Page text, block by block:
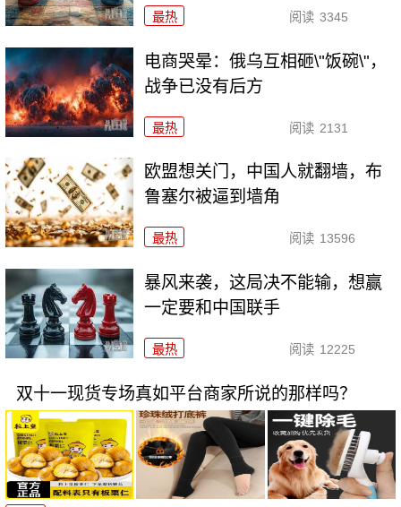
最热 阅读 3345
电商哭晕：俄乌互相砸\"饭碗\"，
战争已没有后方
最热 阅读 2131
欧盟想关门，中国人就翻墙，布
鲁塞尔被逼到墙角
最热 阅读 13596
暴风来袭，这局决不能输，想赢
一定要和中国联手
最热 阅读 12225
双十一现货专场真如平台商家所说的那样吗？